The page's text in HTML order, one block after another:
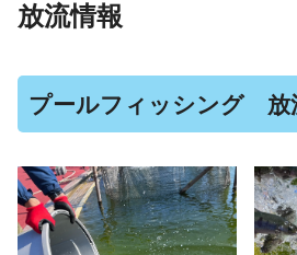
放流情報
プールフィッシング